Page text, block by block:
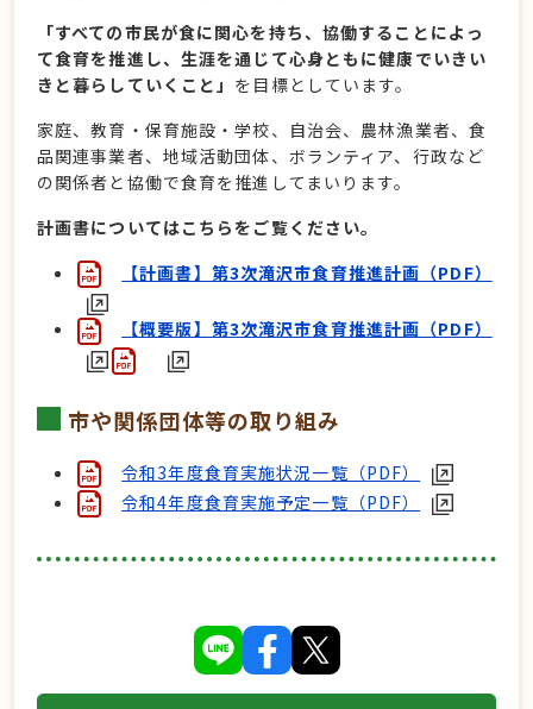
「すべての市民が食に関心を持ち、協働することによっ
て食育を推進し、生涯を通じて心身ともに健康でいきい
きと暮らしていくこと」 を目標としています。
家庭、教育・保育施設・学校、自治会、農林漁業者、食
品関連事業者、地域活動団体、ボランティア、行政など
の関係者と協働で食育を推進してまいります。
計画書についてはこちらをご覧ください。
【計画書】第3次滝沢市食育推進計画（PDF）
【概要版】第3次滝沢市食育推進計画（PDF）
市や関係団体等の取り組み
令和3年度食育実施状況一覧（PDF）
令和4年度食育実施予定一覧（PDF）